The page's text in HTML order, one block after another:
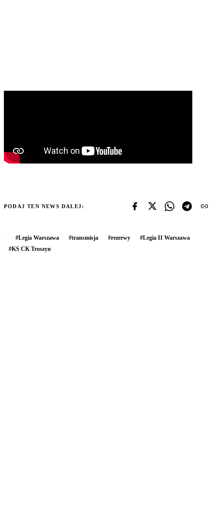
PODAJ TEN NEWS DALEJ:
#Legia Warszawa #transmisja #rezerwy #Legia II Warszawa
#KS CK Troszyn